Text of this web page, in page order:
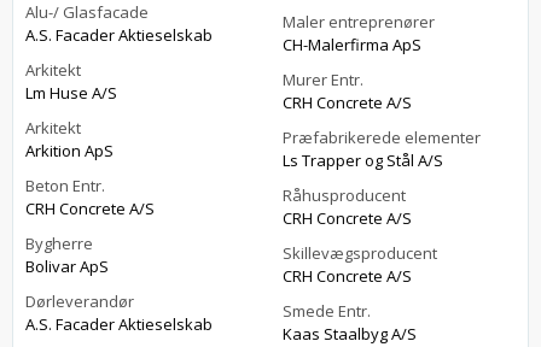
Alu-/ Glasfacade
A.S. Facader Aktieselskab
Arkitekt
Lm Huse A/S
Arkitekt
Arkition ApS
Beton Entr.
CRH Concrete A/S
Bygherre
Bolivar ApS
Dørleverandør
A.S. Facader Aktieselskab
Maler entreprenører
CH-Malerfirma ApS
Murer Entr.
CRH Concrete A/S
Præfabrikerede elementer
Ls Trapper og Stål A/S
Råhusproducent
CRH Concrete A/S
Skillevægsproducent
CRH Concrete A/S
Smede Entr.
Kaas Staalbyg A/S